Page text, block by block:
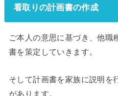
看取りの計画書の作成
ご本人の意思に基づき、他職
書を策定していきます。
そして計画書を家族に説明を
があります。